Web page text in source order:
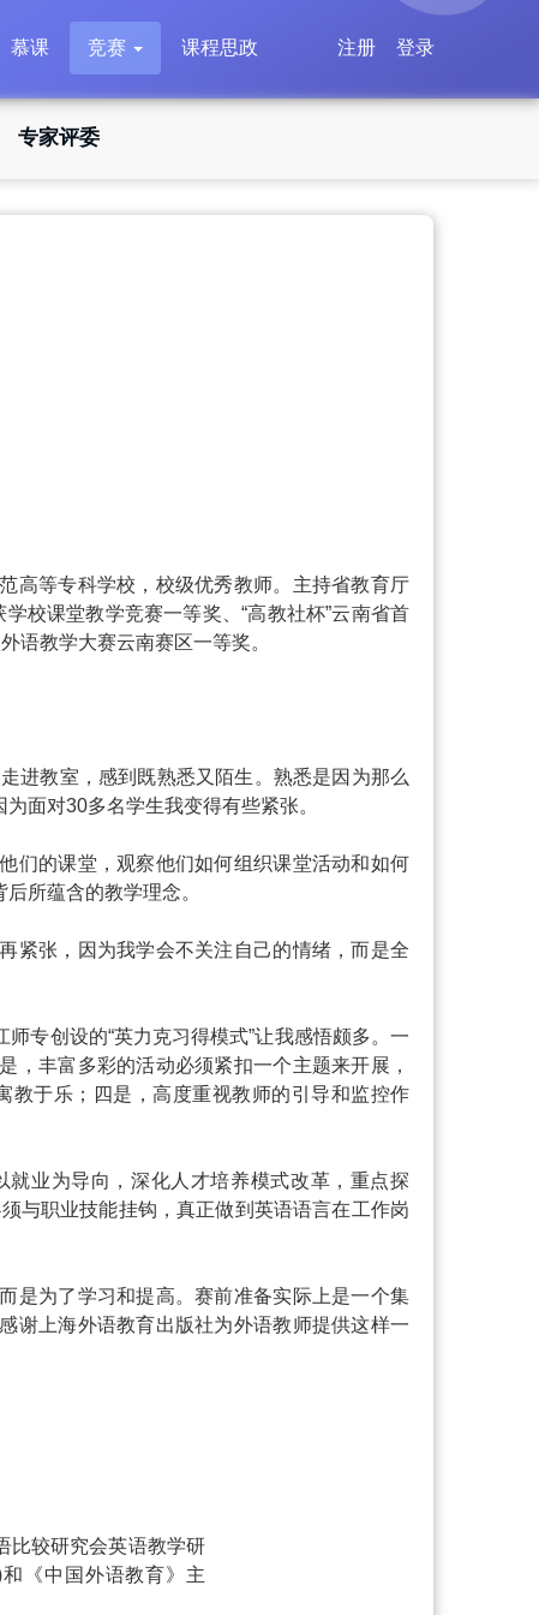
慕课 竞赛 课程思政 登录
注册
专家评委
高等专科学校，校级优秀教师。主持省教育厅
校课堂教学竞赛一等奖、“高教社杯”云南省首
语教学大赛云南赛区一等奖。
进教室，感到既熟悉又陌生。熟悉是因为那么
面对30多名学生我变得有些紧张。
们的课堂，观察他们如何组织课堂活动和如何
所蕴含的教学理念。
紧张，因为我学会不关注自己的情绪，而是全
专创设的“英力克习得模式”让我感悟颇多。一
，丰富多彩的活动必须紧扣一个主题来开展，
教于乐；四是，高度重视教师的引导和监控作
业为导向，深化人才培养模式改革，重点探
与职业技能挂钩，真正做到英语语言在工作岗
是为了学习和提高。赛前准备实际上是一个集
谢上海外语教育出版社为外语教师提供这样一
比较研究会英语教学研
《中国外语教育》主